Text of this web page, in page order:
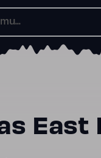
East